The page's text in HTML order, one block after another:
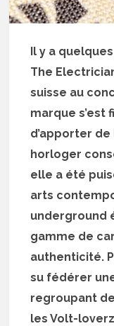
Il y a
The
suisse au
marque
d’apporter de
horloger
elle a été
arts
underground
gamme de
authenticité.
su fédérer
regroupant
les Volt-